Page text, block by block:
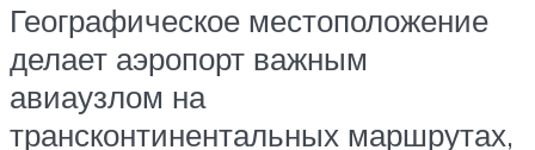
Географическое местоположение
делает аэропорт важным
авиаузлом на
трансконтинентальных маршрутах,